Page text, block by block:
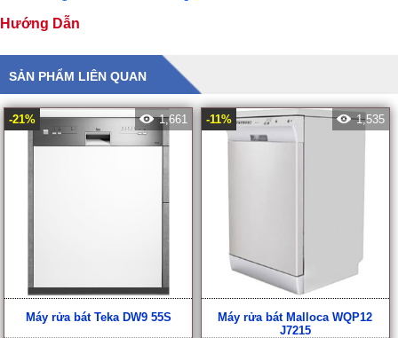
Hướng Dẫn
SẢN PHẨM LIÊN QUAN
-21% 1,661
Máy rửa bát Teka DW9 55S
-11% 1,535
Máy rửa bát Malloca WQP12
J7215